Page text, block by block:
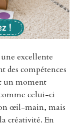
excellente
des compétences
un moment
celui-ci
œil-main, mais
créativité. En